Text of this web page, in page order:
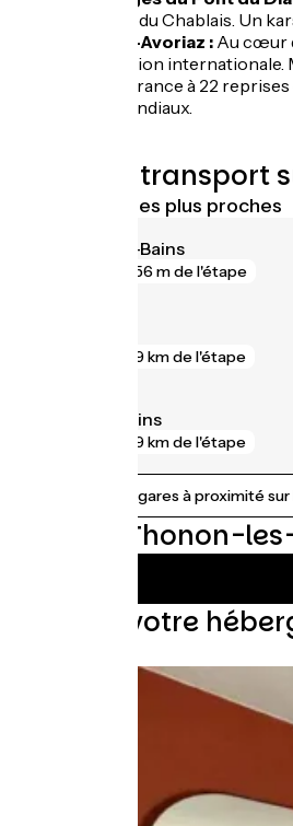
UNESCO du Chablais. Un
Morzine-Avoriaz : Au cœur
la réputation
Tour de France à 22
spots mondiaux.
Trains et transport
Gares SNCF les plus proches
Thonon-les-Bains
56 m de l'étape
9 km de l'étape
Évian-les-Bains
9 km de l'étape
Afficher les gares à proximité
Avis sur Thonon-
Trouvez votre